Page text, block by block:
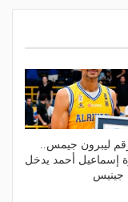
ليبرون جيمس..
إسماعيل أحمد يدخل
جينيس